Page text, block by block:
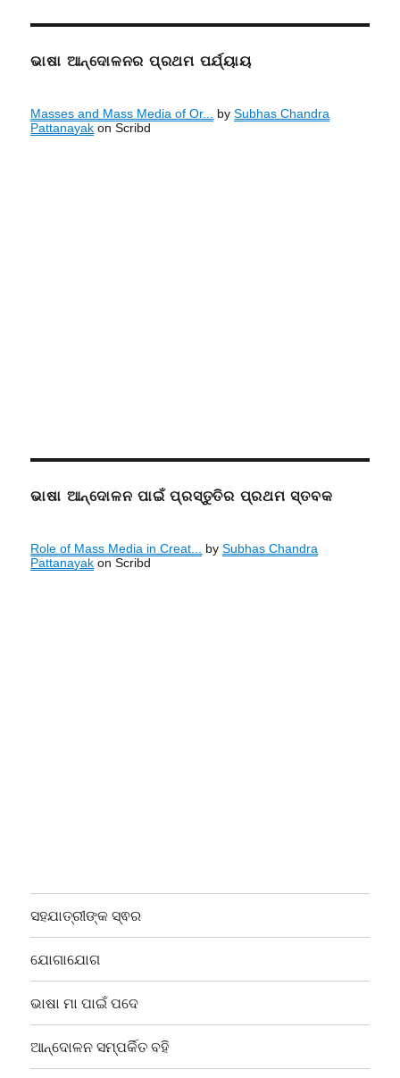
ଭାଷା ଆନ୍ଦୋଳନର ପ୍ରଥମ ପର୍ଯ୍ୟାୟ
Masses and Mass Media of Or... bySubhas Chandra
Pattanayak on Scribd
ଭାଷା ଆନ୍ଦୋଳନ ପାଇଁ ପ୍ରସ୍ତୁତିର ପ୍ରଥମ ସ୍ତବକ
Role of Mass Media in Creat... bySubhas Chandra
Pattanayak on Scribd
ସହଯାତ୍ରୀଙ୍କ ସ୍ଵର
ଯୋଗାଯୋଗ
ଭାଷା ମା ପାଇଁ ପଦେ
ଆନ୍ଦୋଳନ ସମ୍ପର୍କିତ ବହି